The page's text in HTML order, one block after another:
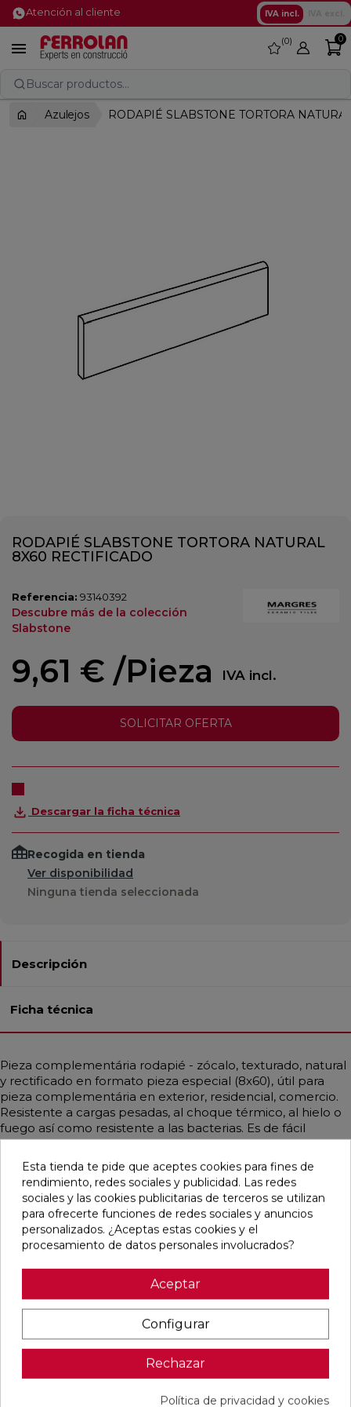
Atención al cliente IVA incl.
 favorite
0 0
Buscar productos...
Azulejos RODAPIÉ SLABSTONE TORTORA
RODAPIÉ SLABSTONE TORTORA NATURAL
8X60 RECTIFICADO
Referencia: 93140392
Descubre más de la colección
Slabstone
9,61 € /Pieza IVA incl.
SOLICITAR OFERTA
Descargar la ficha técnica
Recogida en tienda
Ver disponibilidad
Ninguna tienda seleccionada
Descripción
Ficha técnica
Pieza complementária rodapié - zócalo, texturado, natural
y rectificado en formato pieza especial (8x60), útil para
pieza complementária en exterior, residencial, comercio.
Resistente a cargas pesadas, al choque térmico, al hielo o
fuego así como resistente a las bacterias. Es de fácil
instalación y limpieza. De estilo contemporáneo, industrial,
mediterráneo y emulando piedra mayoritariamente en
color taupe.
Pensamos que te puede interesar
RECTIFICADO
favorite
KAWAII GREY
RECTIFICADO
33,3X100
Esta tienda te pide que aceptes cookies para fines de
rendimiento, redes sociales y publicidad. Las redes
sociales y las cookies publicitarias de terceros se utilizan
para ofrecerte funciones de redes sociales y anuncios
personalizados. ¿Aceptas estas cookies y el
procesamiento de datos personales involucrados?
Aceptar
Configurar
Rechazar
Política de privacidad y cookies